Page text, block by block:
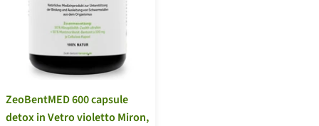
ZeoBentMED 600 capsule
detox in Vetro violetto Miron,